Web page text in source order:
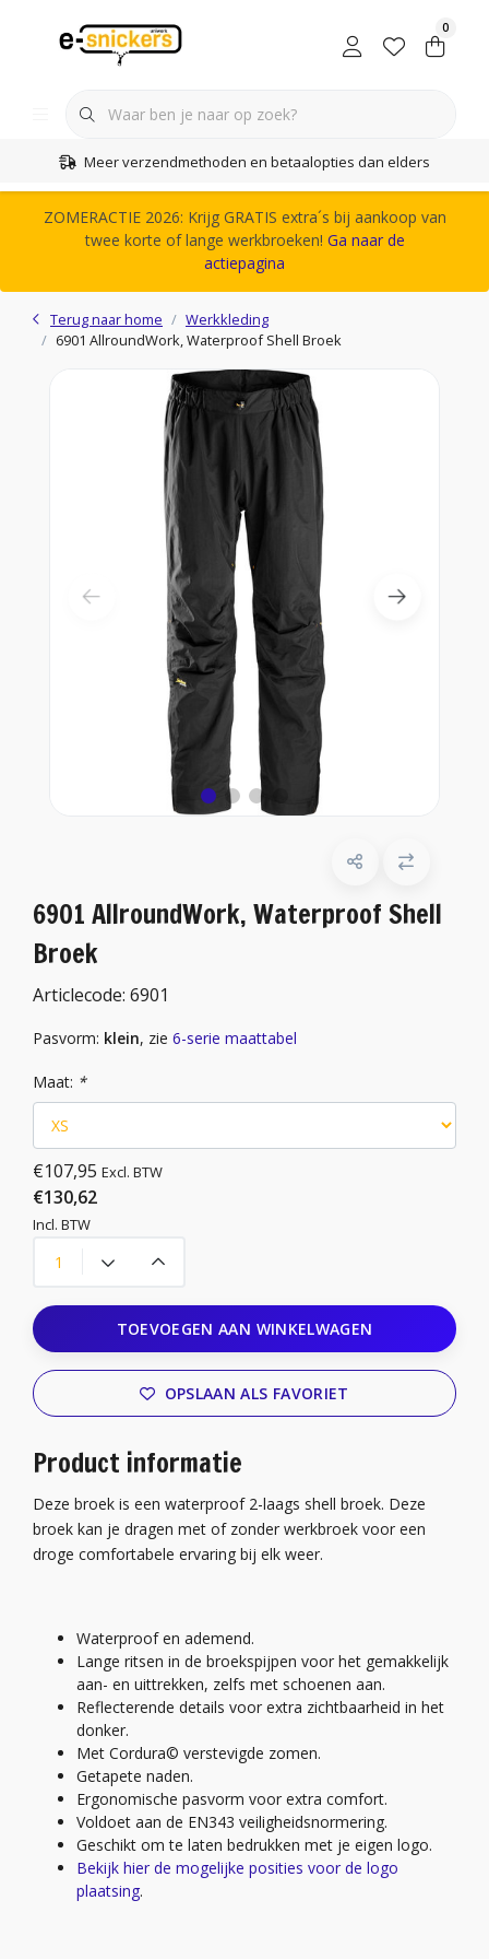
0
Meer verzendmethoden en betaalopties dan elders
ZOMERACTIE 2026: Krijg GRATIS extra´s bij aankoop van
twee korte of lange werkbroeken! Ga naar de
actiepagina
Terug naar home
Werkkleding
6901 AllroundWork, Waterproof Shell Broek
6901 AllroundWork, Waterproof Shell
Broek
Articlecode: 6901
Pasvorm: klein, zie 6-serie maattabel
Maat: *
€107,95 Excl. BTW
€130,62
Incl. BTW
TOEVOEGEN AAN WINKELWAGEN
OPSLAAN ALS FAVORIET
Product informatie
Deze broek is een waterproof 2-laags shell broek. Deze
broek kan je dragen met of zonder werkbroek voor een
droge comfortabele ervaring bij elk weer.
Waterproof en ademend.
Lange ritsen in de broekspijpen voor het gemakkelijk
aan- en uittrekken, zelfs met schoenen aan.
Reflecterende details voor extra zichtbaarheid in het
donker.
Met Cordura© verstevigde zomen.
Getapete naden.
Ergonomische pasvorm voor extra comfort.
Voldoet aan de EN343 veiligheidsnormering.
Geschikt om te laten bedrukken met je eigen logo.
Bekijk hier de mogelijke posities voor de logo
plaatsing.